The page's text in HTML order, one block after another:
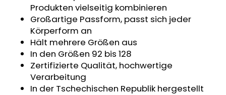
Produkten vielseitig kombinieren
Großartige Passform, passt sich jeder
Körperform an
Hält mehrere Größen aus
In den Größen 92 bis 128
Zertifizierte Qualität, hochwertige
Verarbeitung
In der Tschechischen Republik hergestellt